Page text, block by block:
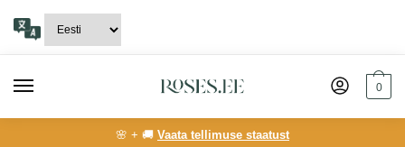
navigation
content
0
🌸 + 🚚 Vaata tellimuse staatust